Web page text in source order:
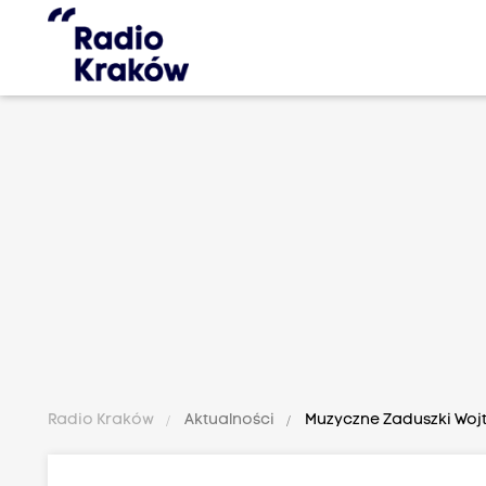
Radio Kraków Aktualności Muzyczne Zaduszki